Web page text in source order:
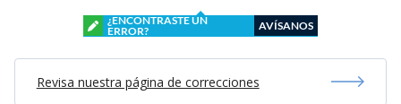
¿ENCONTRASTE UN
ERROR?
AVÍSANOS
Revisa nuestra página de correcciones